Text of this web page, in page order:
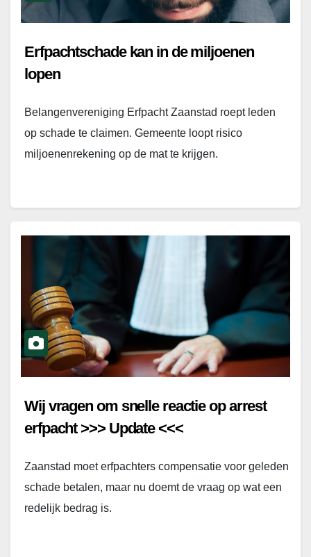
Erfpachtschade kan in de miljoenen
lopen
Belangenvereniging Erfpacht Zaanstad roept leden
op schade te claimen. Gemeente loopt risico
miljoenenrekening op de mat te krijgen.
Wij vragen om snelle reactie op arrest
erfpacht >>> Update <<<
Zaanstad moet erfpachters compensatie voor geleden
schade betalen, maar nu doemt de vraag op wat een
redelijk bedrag is.